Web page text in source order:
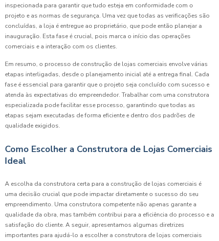
inspecionada para garantir que tudo esteja em conformidade com o
projeto e as normas de segurança. Uma vez que todas as verificações são
concluídas, a loja é entregue ao proprietário, que pode então planejar a
inauguração. Esta fase é crucial, pois marca o início das operações
comerciais e a interação com os clientes.
Em resumo, o processo de construção de lojas comerciais envolve várias
etapas interligadas, desde o planejamento inicial até a entrega final. Cada
fase é essencial para garantir que o projeto seja concluído com sucesso e
atenda às expectativas do empreendedor. Trabalhar com uma construtora
especializada pode facilitar esse processo, garantindo que todas as
etapas sejam executadas de forma eficiente e dentro dos padrões de
qualidade exigidos.
Como Escolher a Construtora de Lojas Comerciais
Ideal
A escolha da construtora certa para a construção de lojas comerciais é
uma decisão crucial que pode impactar diretamente o sucesso do seu
empreendimento. Uma construtora competente não apenas garante a
qualidade da obra, mas também contribui para a eficiência do processo e a
satisfação do cliente. A seguir, apresentamos algumas diretrizes
importantes para ajudá-lo a escolher a construtora de lojas comerciais